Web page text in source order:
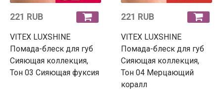
221 RUB
VITEX LUXSHINE
Помада-блеск для губ
Сияющая коллекция,
Тон 03 Сияющая фуксия
221 RUB
VITEX LUXSHINE
Помада-блеск для губ
Сияющая коллекция,
Тон 04 Мерцающий
коралл